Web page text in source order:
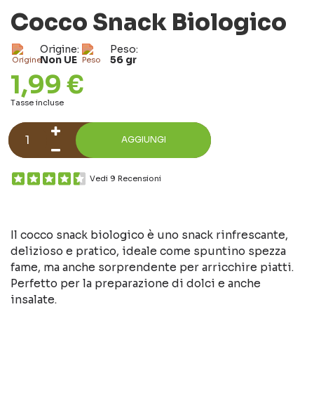
Cocco Snack Biologico
Origine:
Non UE
Peso:
56 gr
1,99 €
Tasse incluse
AGGIUNGI
Vedi 9 Recensioni
Il cocco snack biologico è uno snack rinfrescante,
delizioso e pratico, ideale come spuntino spezza
fame, ma anche sorprendente per arricchire piatti.
Perfetto per la preparazione di dolci e anche
insalate.